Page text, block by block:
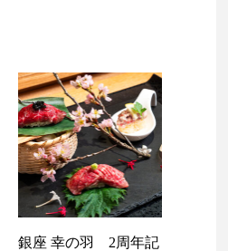
銀座 幸の羽 2周年記